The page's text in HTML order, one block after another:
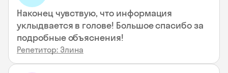
Наконец чувствую, что информация
уклыдвается в голове! Большое спасибо за
подробные объяснения!
Репетитор: Элина